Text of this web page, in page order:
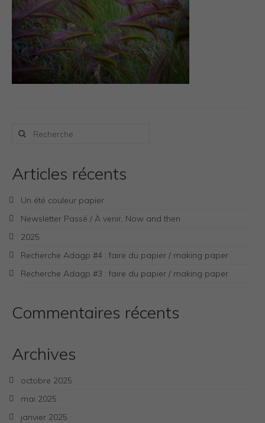
Boutique
Bio.FR
Bio.EN
Rechercher
Articles récents
Un été couleur papier
Newsletter Passé / À venir, Now and then
2025
Recherche Adagp #4 : faire du papier / making paper
Recherche Adagp #3 : faire du papier / making paper
Commentaires récents
Archives
octobre 2025
mai 2025
janvier 2025